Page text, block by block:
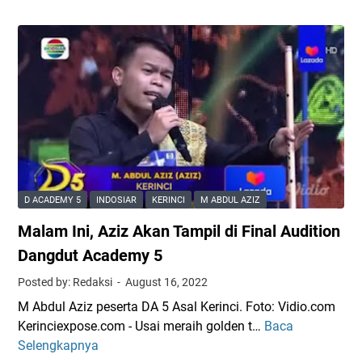
y
e
k
b
a
d
n
u
k
u
g
a
:
a
y
a
u
a
a
r
t
e
a
s
i
l
k
h
z
i
z
L
l
o
s
D ACADEMY 5 INDOSIAR KERINCI M ABDUL AZIZ
Malam Ini, Aziz Akan Tampil di Final Audition
Dangdut Academy 5
Posted by: Redaksi August 16, 2022
M Abdul Aziz peserta DA 5 Asal Kerinci. Foto: Vidio.com
Kerinciexpose.com - Usai meraih golden t… Baca
Selengkapnya
M